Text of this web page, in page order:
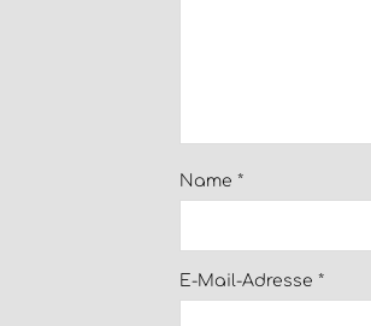
Name*
E-Mail-Adresse*